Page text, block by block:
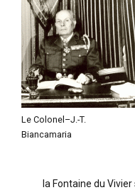
Le Colonel–J.-T.
Biancamaria
la Fontaine du